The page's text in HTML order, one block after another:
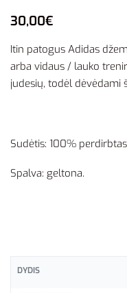
30,00€
Itin patogus Adidas
arba vidaus / lauko
judesių, todėl dėvėdami
Sudėtis: 100%
Spalva: geltona.
DYDIS